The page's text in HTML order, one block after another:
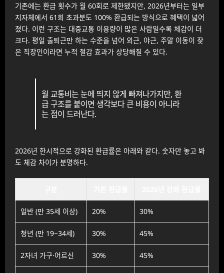
기존에는 환급 횟수가 월 60회로 제한됐지만, 2026년부터는 일부
지자체에서 61회 초과분도 100% 환급되는 방식으로 혜택이 넓어
졌다. 이런 구조는 대중교통 이용량이 많은 사람일수록 체감이 더
크다. 평일 출퇴근만 하는 수준을 넘어 외근, 야근, 주말 이동이 잦
은 직장인이라면 누적 절감 효과가 상당해질 수 있다.
월 교통비는 눈에 띄지 않게 빠져나가지만, 환
급 구조를 붙이면 생각보다 큰 비용이 아니라
는 점이 드러난다.
2026년 한시적으로 강화된 환급률은 아래와 같다. 숫자만 놓고 봐
도 체감 차이가 분명하다.
일반 (만 35세 이상) 20% 30%
청년 (만 19~34세) 30% 45%
2자녀 가구·어르신 30% 45%